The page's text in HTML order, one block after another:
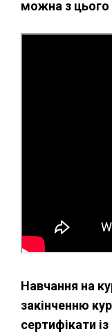
можна з цього
Навчання на
закінченню
сертифікати